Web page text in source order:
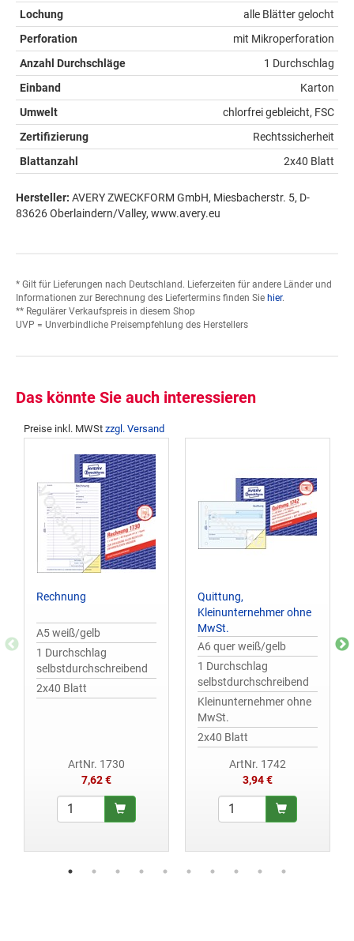
Lochung
alle Blätter gelocht
Perforation
mit Mikroperforation
Anzahl Durchschläge
1 Durchschlag
Einband
Karton
Umwelt
chlorfrei gebleicht, FSC
Zertifizierung
Rechtssicherheit
Blattanzahl
2x40 Blatt
Hersteller: AVERY ZWECKFORM GmbH, Miesbacherstr. 5, D-
83626 Oberlaindern/Valley, www.avery.eu
* Gilt für Lieferungen nach Deutschland. Lieferzeiten für andere Länder und
Informationen zur Berechnung des Liefertermins finden Sie hier.
** Regulärer Verkaufspreis in diesem Shop
UVP = Unverbindliche Preisempfehlung des Herstellers
Das könnte Sie auch interessieren
Preise inkl. MWSt zzgl. Versand
Rechnung
A5 weiß/gelb
1 Durchschlag
selbstdurchschreibend
2x40 Blatt
ArtNr. 1730
7,62 €
Quittung,
Kleinunternehmer ohne
MwSt.
A6 quer weiß/gelb
1 Durchschlag
selbstdurchschreibend
Kleinunternehmer ohne
MwSt.
2x40 Blatt
ArtNr. 1742
3,94 €